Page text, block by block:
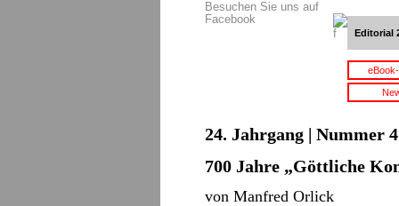
Besuchen Sie uns auf
Facebook
Editorial
24. Jahrgang | Nummer
700 Jahre „Göttliche
von Manfred Orlick